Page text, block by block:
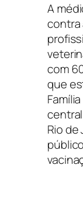
A
contra
com
que
Rio de